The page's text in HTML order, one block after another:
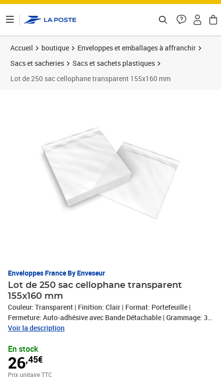
Accueil boutique
Enveloppes et emballages à affranchir
Sacs et sacheries
Sacs et sachets plastiques
Lot de 250 sac cellophane transparent 155x160 mm
Enveloppes France By Enveseur
Lot de 250 sac cellophane transparent
155x160 mm
Couleur: Transparent | Finition: Clair | Format: Portefeuille |
Fermeture: Auto-adhésive avec Bande Détachable | Grammage: 30
Micro
Voir la description
En stock
26,45€
Prix unitaire TTC